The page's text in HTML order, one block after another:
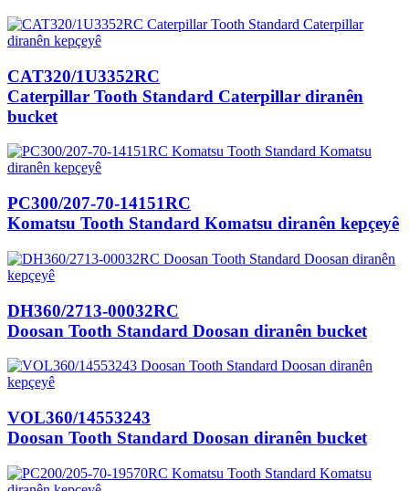
CAT320/1U3352RC
Caterpillar Tooth Standard Caterpillar diranên
bucket
PC300/207-70-14151RC
Komatsu Tooth Standard Komatsu diranên kepçeyê
DH360/2713-00032RC
Doosan Tooth Standard Doosan diranên bucket
VOL360/14553243
Doosan Tooth Standard Doosan diranên bucket